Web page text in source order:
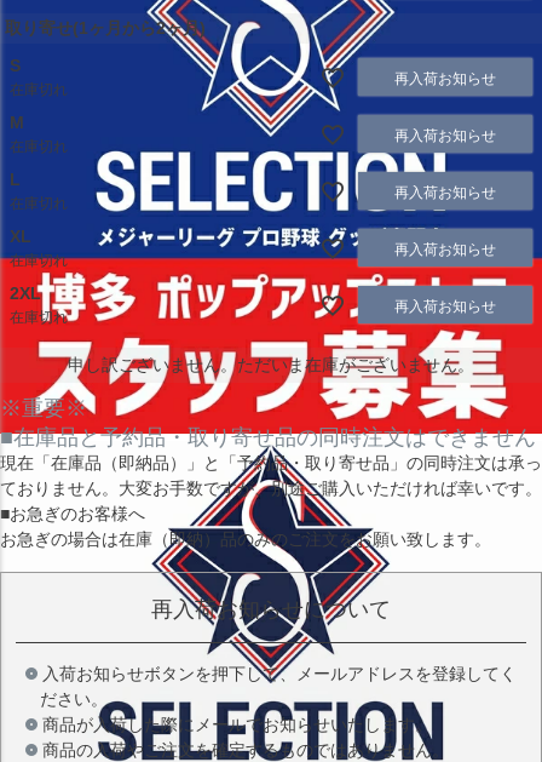
取り寄せ(1ヶ月から2ヶ月)
S
在庫切れ
再入荷お知らせ
M
在庫切れ
再入荷お知らせ
L
在庫切れ
再入荷お知らせ
XL
在庫切れ
再入荷お知らせ
2XL
在庫切れ
再入荷お知らせ
申し訳ございません。ただいま在庫がございません。
※重要※
■在庫品と予約品・取り寄せ品の同時注文はできません
現在 「在庫品（即納品）」 と 「予約品・取り寄せ品」 の同時注文は承っ
ておりません。大変お手数ですが、別途ご購入いただければ幸いです。
■お急ぎのお客様へ
お急ぎの場合は在庫（即納）品のみのご注文をお願い致します。
再入荷お知らせについて
入荷お知らせボタンを押下して、メールアドレスを登録してく
ださい。
商品が入荷した際にメールでお知らせいたします。
商品の入荷やご注文を確定するものではありません。